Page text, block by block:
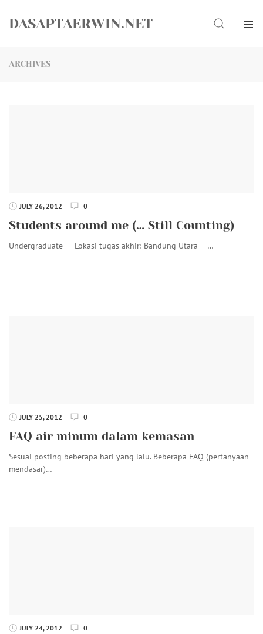
DASAPTAERWIN.NET Search
ARCHIVES
JULY 26, 2012 0
Students around me (… Still Counting)
Undergraduate Lokasi tugas akhir: Bandung Utara …
JULY 25, 2012 0
FAQ air minum dalam kemasan
Sesuai posting beberapa hari yang lalu. Beberapa FAQ (pertanyaan
mendasar)…
JULY 24, 2012 0